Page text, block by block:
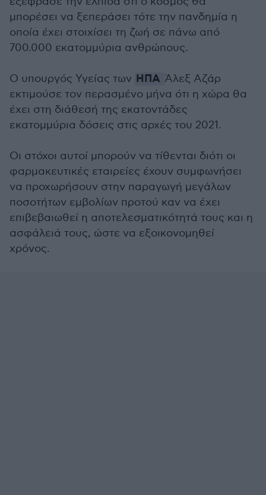
μπορέσει να ξεπεράσει τότε την πανδημία η
οποία έχει στοιχίσει τη ζωή σε πάνω από
700.000 εκατομμύρια ανθρώπους.
Ο υπουργός Υγείας των ΗΠΑ Άλεξ Αζάρ
εκτιμούσε τον περασμένο μήνα ότι η χώρα θα
έχει στη διάθεσή της εκατοντάδες
εκατομμύρια δόσεις στις αρχές του 2021.
Οι στόχοι αυτοί μπορούν να τίθενται διότι οι
φαρμακευτικές εταιρείες έχουν συμφωνήσει
να προχωρήσουν στην παραγωγή μεγάλων
ποσοτήτων εμβολίων προτού καν να έχει
επιβεβαιωθεί η αποτελεσματικότητά τους και η
ασφάλειά τους, ώστε να εξοικονομηθεί
χρόνος.